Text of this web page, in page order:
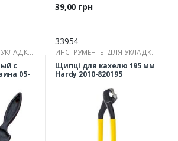
Цена
39,00 грн
с
05-
33954
ИНСТРУМЕНТЫ ДЛЯ УКЛАДКИ
ПЛИТКИ
Щипці для кахелю 195 мм
Hardy 2010-820195